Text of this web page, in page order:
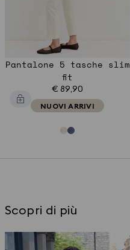
Pantalone 5 tasche slim
fit
€ 89,90
NUOVI ARRIVI
Scopri di più